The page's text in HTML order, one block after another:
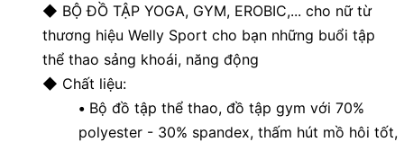
◆ BỘ ĐỒ TẬP YOGA, GYM, EROBIC,... cho nữ từ
thương hiệu Welly Sport cho bạn những buổi tập
thể thao sảng khoái, năng động
◆ Chất liệu:
• Bộ đồ tập thể thao, đồ tập gym với 70%
polyester - 30% spandex, thấm hút mồ hôi tốt,